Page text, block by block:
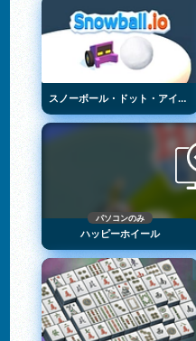
スノーボール・ドット・アイオー
パソコンのみ
ハッピーホイール